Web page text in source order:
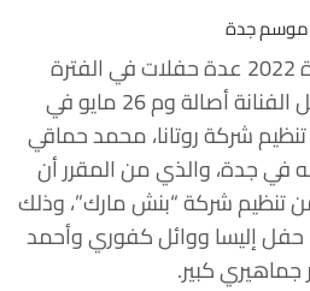
موسم جدة
وينتظر جمهور موسم جدة 2022 عدة حفلات في الفترة
المقبلة، وعلى رأسها حفل الفنانة أصالة وم 26 مايو في
شركة روتانا، محمد حماقي
في جدة، والذي من المقرر أن
تنظيم شركة “بنش مارك”، وذلك
حفل إليسا ووائل كفوري وأحمد
كبير.